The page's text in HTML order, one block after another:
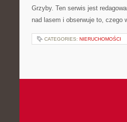
Grzyby. Ten serwis jest
nad lasem i obserwuje to,
CATEGORIES: NIERUCHOMOŚCI